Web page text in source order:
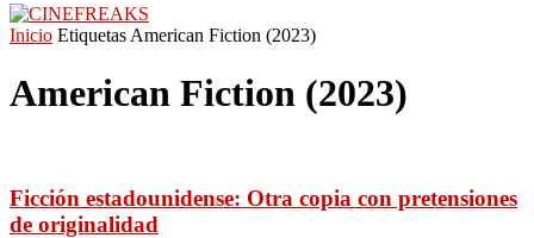
Inicio Etiquetas American Fiction (2023)
American Fiction (2023)
Ficción estadounidense: Otra copia con pretensiones
de originalidad